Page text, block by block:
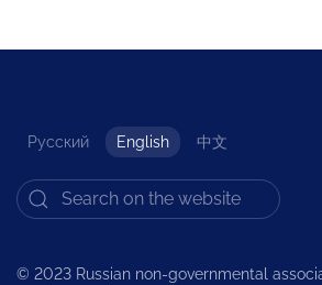
Русский English 中文
© 2023 Russian non-governmental